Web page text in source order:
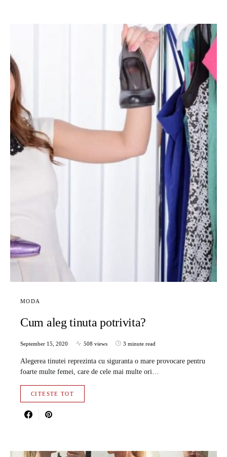
MODA
Cum aleg tinuta potrivita?
September 15, 2020 508 views 3 minute read
Alegerea tinutei reprezinta cu siguranta o mare provocare pentru
foarte multe femei, care de cele mai multe ori…
CITESTE TOT